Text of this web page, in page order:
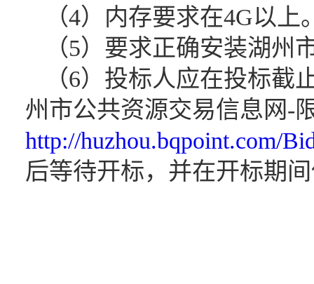
（4）内存要求在4G以上
（5）要求正确安装湖州
（6）投标人应在投标截
州市公共资源交易信息网-
http://huzhou.bqpoint.com/
后等待开标，并在开标期